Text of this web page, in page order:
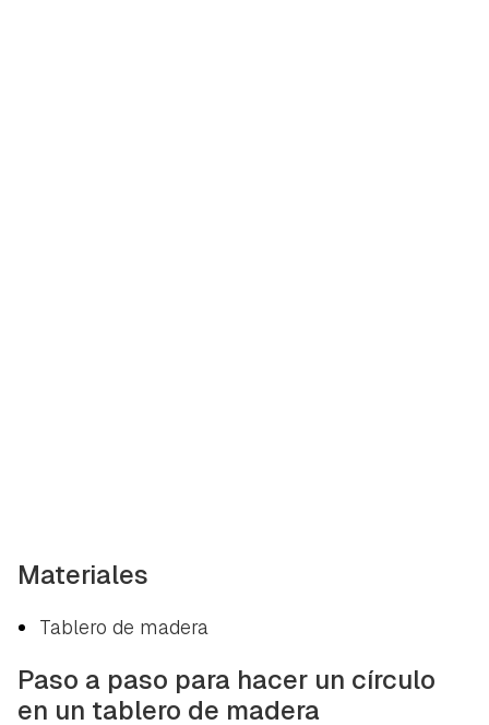
Materiales
Tablero de madera
Paso a paso para hacer un círculo
en un tablero de madera